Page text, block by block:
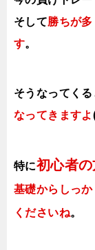
そして勝ちが
す。
そうなってくる
なってきますよ
特に初心者
基礎からしっ
くださいね。